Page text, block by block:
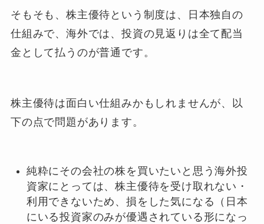
そもそも、株主優待という制度は、日本独自の
仕組みで、海外では、投資の見返りは全て配当
金として払うのが普通です。
株主優待は面白い仕組みかもしれませんが、以
下の点で問題があります。
純粋にその会社の株を買いたいと思う海外投
資家にとっては、株主優待を受け取れない・
利用できないため、損をした気になる（日本
にいる投資家のみが優遇されている形になっ